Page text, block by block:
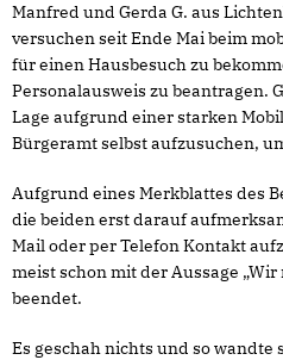
Manfred und Gerda G. aus
versuchen seit Ende Mai beim
für einen Hausbesuch zu
Personalausweis zu beantragen.
Lage aufgrund einer starken
Bürgeramt selbst aufzusuchen,
Aufgrund eines Merkblattes des
die beiden erst darauf
Mail oder per Telefon Kontakt
meist schon mit der Aussage
beendet.
Es geschah nichts und so wandte